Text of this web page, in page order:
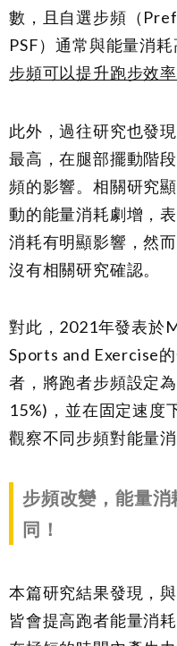
數，且自選步頻（
PSF）通常與能量消
步頻可以提升跑步效率
此外，過往研究也發
最高，在腿部擺動階
頻的影響。相關研究
動的能量消耗劇增，
消耗有明顯影響，然
沒有相關研究確認。
對此，2021年發表於
Sports and Exercise
者，將跑者步頻設定為
15%)，並在固定速度
觀察不同步頻對能量
步頻改變，能量
同！
本篇研究結果發現，
皆會提高跑者能量消